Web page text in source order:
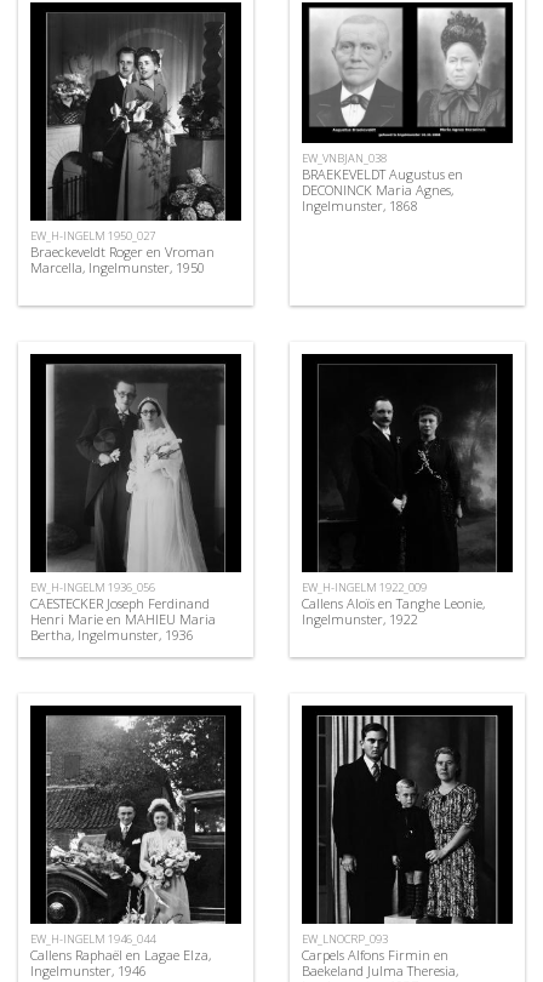
EW_H-INGELM 1950_027
Braeckeveldt Roger en Vroman
Marcella, Ingelmunster, 1950
EW_VNBJAN_038
BRAEKEVELDT Augustus en
DECONINCK Maria Agnes,
Ingelmunster, 1868
EW_H-INGELM 1936_056
CAESTECKER Joseph Ferdinand
Henri Marie en MAHIEU Maria
Bertha, Ingelmunster, 1936
EW_H-INGELM 1922_009
Callens Aloïs en Tanghe Leonie,
Ingelmunster, 1922
EW_H-INGELM 1946_044
Callens Raphaël en Lagae Elza,
Ingelmunster, 1946
EW_LNOCRP_093
Carpels Alfons Firmin en
Baekeland Julma Theresia,